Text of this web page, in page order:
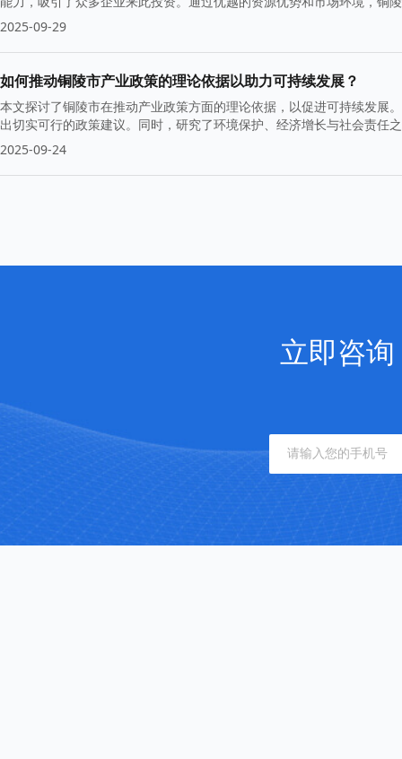
2025-09-29
如何推动铜陵市产业政策的理论依据以助力可持续发展？
本文探讨了铜陵市在推动产业政策方面的理论依据，以促进可持续发展
出切实可行的政策建议。同时，研究了环境保护、经济增长与社会责任
2025-09-24
立即咨